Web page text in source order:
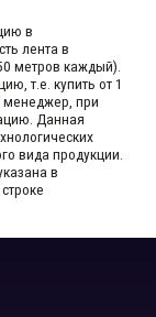
в
лента в
метров каждый).​
т.е. купить от 1
менеджер, при
Данная
вида продукции.​
в